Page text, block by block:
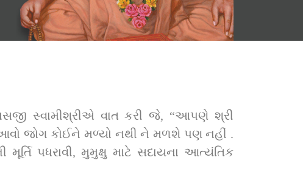
આવો જોગ કોઈને મળ્યો નથી ને મળશે પણ નહીં .
મૂર્તિ પધરાવી, મુમુક્ષુ માટે સદાયના આત્યંતિક